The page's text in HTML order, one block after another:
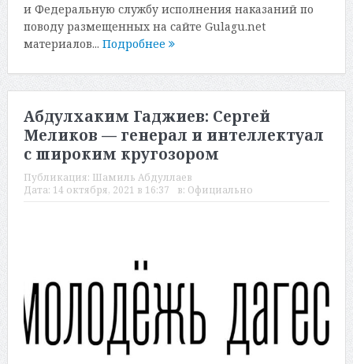
и Федеральную службу исполнения наказаний по
поводу размещенных на сайте Gulagu.net
материалов... Подробнее
Абдулхаким Гаджиев: Сергей
Меликов — генерал и интеллектуал
с широким кругозором
Публикация: Шамиль Абдуллаев
Дата: 14 октября, 2021 в 16:37 в: Официально